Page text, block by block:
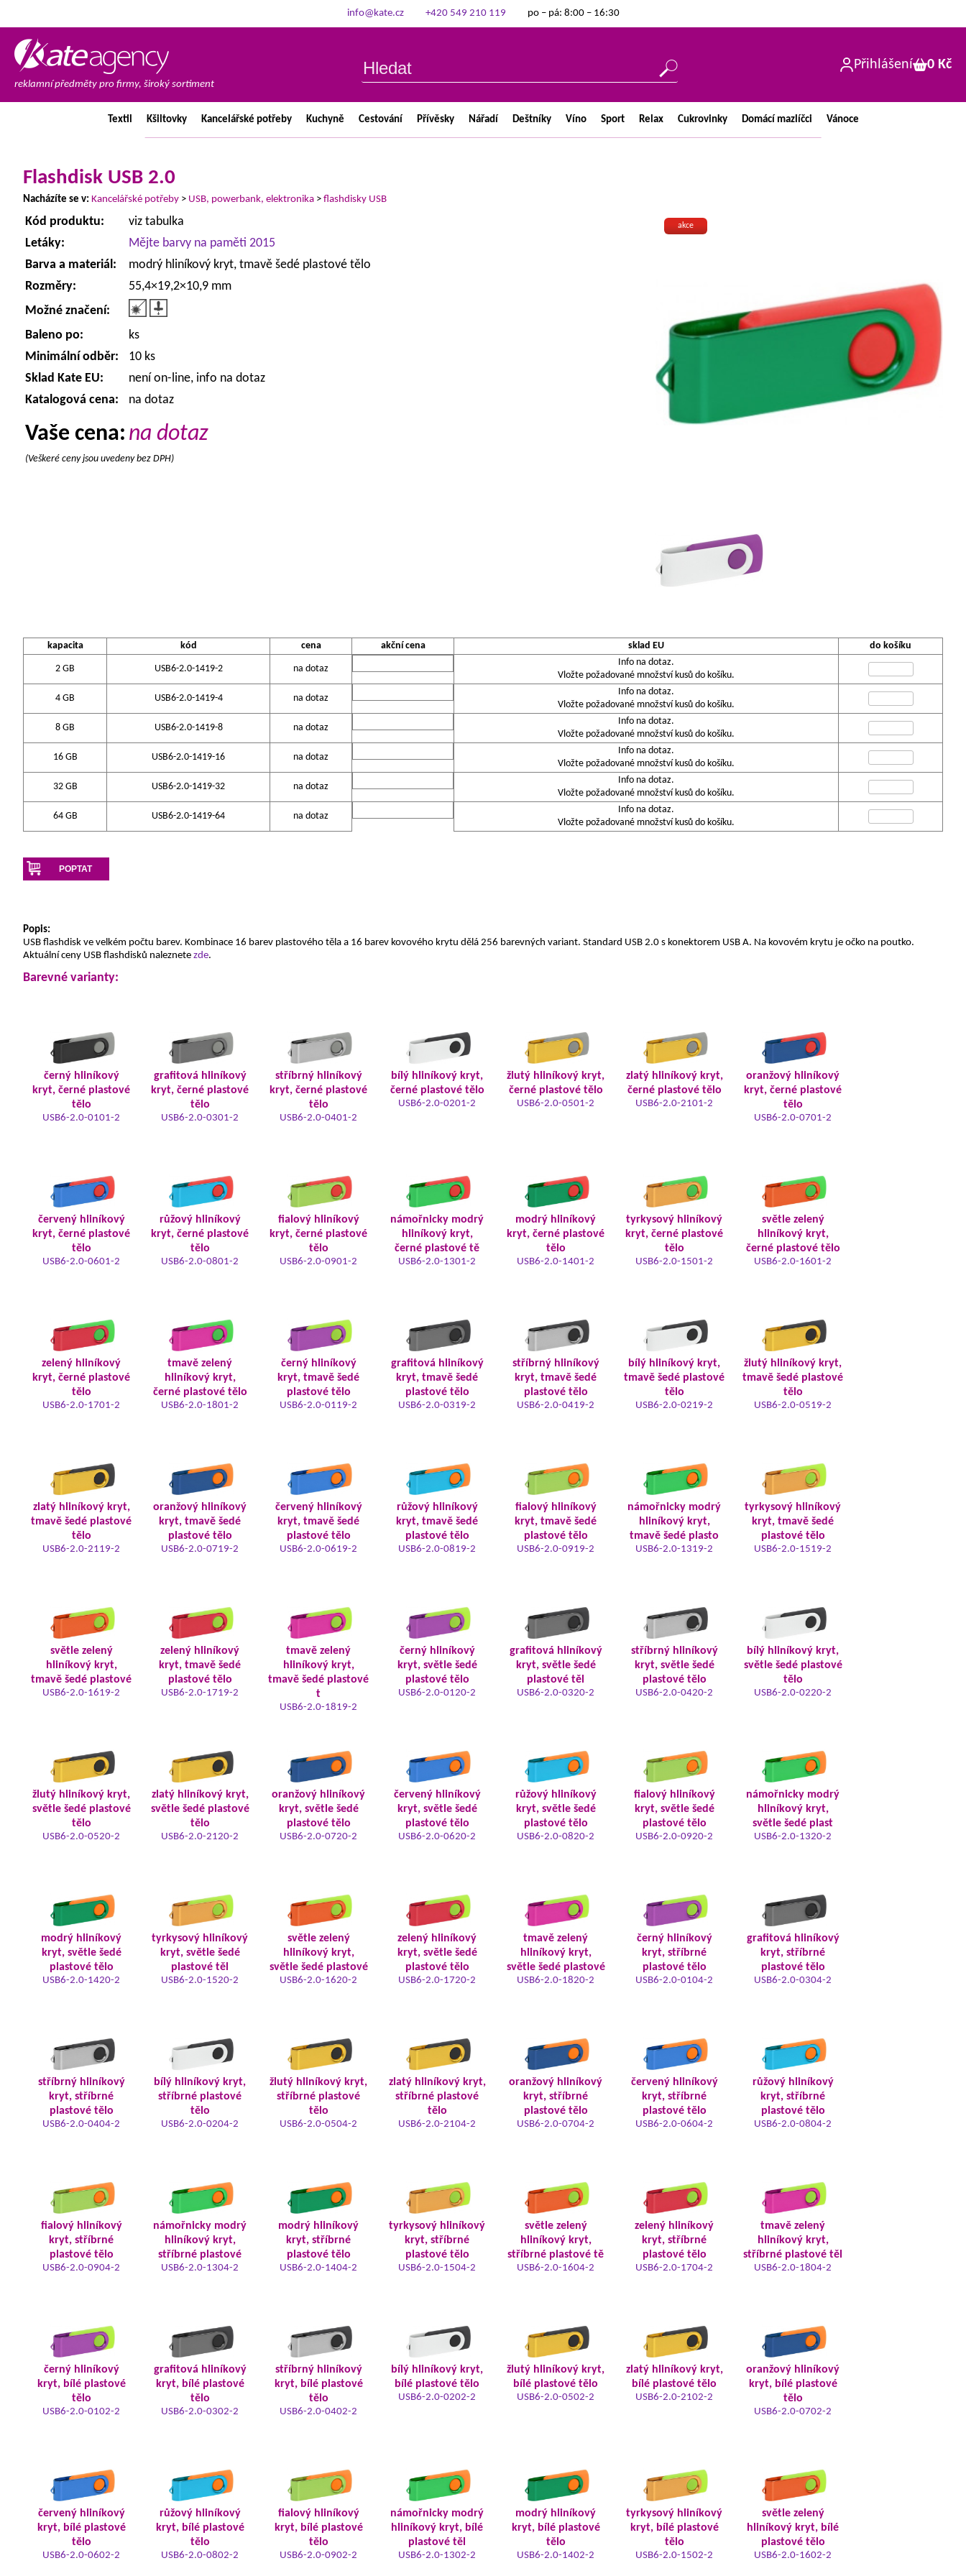
info@kate.cz +420 549 210 119 po – pá: 8:00 – 16:30
reklamní předměty pro firmy, široký sortiment
Přihlášení 0 Kč
Textil Kšiltovky Kancelářské potřeby Kuchyně Cestování Přívěsky Nářadí Deštníky Víno Sport Relax Cukrovinky Domácí mazlíčci Vánoce
Flashdisk USB 2.0
Nacházíte se v: Kancelářské potřeby > USB, powerbank, elektronika > flashdisky USB
akce
Kód produktu:
viz tabulka
Letáky:
Mějte barvy na paměti 2015
Barva a materiál:
modrý hliníkový kryt, tmavě šedé plastové tělo
Rozměry:
55,4×19,2×10,9 mm
Možné značení:
Baleno po:
ks
Minimální odběr:
10 ks
Sklad Kate EU:
není on-line, info na dotaz
Katalogová cena:
na dotaz
Vaše cena: na dotaz
(Veškeré ceny jsou uvedeny bez DPH)
kapacita kód cena akční cena sklad EU do košíku
2 GB USB6-2.0-1419-2 na dotaz
Info na dotaz.
Vložte požadované množství kusů do košíku.
4 GB USB6-2.0-1419-4 na dotaz
Info na dotaz.
Vložte požadované množství kusů do košíku.
8 GB USB6-2.0-1419-8 na dotaz
Info na dotaz.
Vložte požadované množství kusů do košíku.
16 GB USB6-2.0-1419-16 na dotaz
Info na dotaz.
Vložte požadované množství kusů do košíku.
32 GB USB6-2.0-1419-32 na dotaz
Info na dotaz.
Vložte požadované množství kusů do košíku.
64 GB USB6-2.0-1419-64 na dotaz
Info na dotaz.
Vložte požadované množství kusů do košíku.
POPTAT
Popis:
USB flashdisk ve velkém počtu barev. Kombinace 16 barev plastového těla a 16 barev kovového krytu dělá 256 barevných variant. Standard USB 2.0 s konektorem USB A. Na kovovém krytu je očko na poutko.
Aktuální ceny USB flashdisků naleznete zde.
Barevné varianty:
černý hliníkový
kryt, černé plastové
tělo
USB6-2.0-0101-2
grafitová hliníkový
kryt, černé plastové
tělo
USB6-2.0-0301-2
stříbrný hliníkový
kryt, černé plastové
tělo
USB6-2.0-0401-2
bílý hliníkový kryt,
černé plastové tělo
USB6-2.0-0201-2
žlutý hliníkový kryt,
černé plastové tělo
USB6-2.0-0501-2
zlatý hliníkový kryt,
černé plastové tělo
USB6-2.0-2101-2
oranžový hliníkový
kryt, černé plastové
tělo
USB6-2.0-0701-2
červený hliníkový
kryt, černé plastové
tělo
USB6-2.0-0601-2
růžový hliníkový
kryt, černé plastové
tělo
USB6-2.0-0801-2
fialový hliníkový
kryt, černé plastové
tělo
USB6-2.0-0901-2
námořnicky modrý
hliníkový kryt,
černé plastové tě
USB6-2.0-1301-2
modrý hliníkový
kryt, černé plastové
tělo
USB6-2.0-1401-2
tyrkysový hliníkový
kryt, černé plastové
tělo
USB6-2.0-1501-2
světle zelený
hliníkový kryt,
černé plastové tělo
USB6-2.0-1601-2
zelený hliníkový
kryt, černé plastové
tělo
USB6-2.0-1701-2
tmavě zelený
hliníkový kryt,
černé plastové tělo
USB6-2.0-1801-2
černý hliníkový
kryt, tmavě šedé
plastové tělo
USB6-2.0-0119-2
grafitová hliníkový
kryt, tmavě šedé
plastové tělo
USB6-2.0-0319-2
stříbrný hliníkový
kryt, tmavě šedé
plastové tělo
USB6-2.0-0419-2
bílý hliníkový kryt,
tmavě šedé plastové
tělo
USB6-2.0-0219-2
žlutý hliníkový kryt,
tmavě šedé plastové
tělo
USB6-2.0-0519-2
zlatý hliníkový kryt,
tmavě šedé plastové
tělo
USB6-2.0-2119-2
oranžový hliníkový
kryt, tmavě šedé
plastové tělo
USB6-2.0-0719-2
červený hliníkový
kryt, tmavě šedé
plastové tělo
USB6-2.0-0619-2
růžový hliníkový
kryt, tmavě šedé
plastové tělo
USB6-2.0-0819-2
fialový hliníkový
kryt, tmavě šedé
plastové tělo
USB6-2.0-0919-2
námořnicky modrý
hliníkový kryt,
tmavě šedé plasto
USB6-2.0-1319-2
tyrkysový hliníkový
kryt, tmavě šedé
plastové tělo
USB6-2.0-1519-2
světle zelený
hliníkový kryt,
tmavě šedé plastové
USB6-2.0-1619-2
zelený hliníkový
kryt, tmavě šedé
plastové tělo
USB6-2.0-1719-2
tmavě zelený
hliníkový kryt,
tmavě šedé plastové
t
USB6-2.0-1819-2
černý hliníkový
kryt, světle šedé
plastové tělo
USB6-2.0-0120-2
grafitová hliníkový
kryt, světle šedé
plastové těl
USB6-2.0-0320-2
stříbrný hliníkový
kryt, světle šedé
plastové tělo
USB6-2.0-0420-2
bílý hliníkový kryt,
světle šedé plastové
tělo
USB6-2.0-0220-2
žlutý hliníkový kryt,
světle šedé plastové
tělo
USB6-2.0-0520-2
zlatý hliníkový kryt,
světle šedé plastové
tělo
USB6-2.0-2120-2
oranžový hliníkový
kryt, světle šedé
plastové tělo
USB6-2.0-0720-2
červený hliníkový
kryt, světle šedé
plastové tělo
USB6-2.0-0620-2
růžový hliníkový
kryt, světle šedé
plastové tělo
USB6-2.0-0820-2
fialový hliníkový
kryt, světle šedé
plastové tělo
USB6-2.0-0920-2
námořnicky modrý
hliníkový kryt,
světle šedé plast
USB6-2.0-1320-2
modrý hliníkový
kryt, světle šedé
plastové tělo
USB6-2.0-1420-2
tyrkysový hliníkový
kryt, světle šedé
plastové těl
USB6-2.0-1520-2
světle zelený
hliníkový kryt,
světle šedé plastové
USB6-2.0-1620-2
zelený hliníkový
kryt, světle šedé
plastové tělo
USB6-2.0-1720-2
tmavě zelený
hliníkový kryt,
světle šedé plastové
USB6-2.0-1820-2
černý hliníkový
kryt, stříbrné
plastové tělo
USB6-2.0-0104-2
grafitová hliníkový
kryt, stříbrné
plastové tělo
USB6-2.0-0304-2
stříbrný hliníkový
kryt, stříbrné
plastové tělo
USB6-2.0-0404-2
bílý hliníkový kryt,
stříbrné plastové
tělo
USB6-2.0-0204-2
žlutý hliníkový kryt,
stříbrné plastové
tělo
USB6-2.0-0504-2
zlatý hliníkový kryt,
stříbrné plastové
tělo
USB6-2.0-2104-2
oranžový hliníkový
kryt, stříbrné
plastové tělo
USB6-2.0-0704-2
červený hliníkový
kryt, stříbrné
plastové tělo
USB6-2.0-0604-2
růžový hliníkový
kryt, stříbrné
plastové tělo
USB6-2.0-0804-2
fialový hliníkový
kryt, stříbrné
plastové tělo
USB6-2.0-0904-2
námořnicky modrý
hliníkový kryt,
stříbrné plastové
USB6-2.0-1304-2
modrý hliníkový
kryt, stříbrné
plastové tělo
USB6-2.0-1404-2
tyrkysový hliníkový
kryt, stříbrné
plastové tělo
USB6-2.0-1504-2
světle zelený
hliníkový kryt,
stříbrné plastové tě
USB6-2.0-1604-2
zelený hliníkový
kryt, stříbrné
plastové tělo
USB6-2.0-1704-2
tmavě zelený
hliníkový kryt,
stříbrné plastové těl
USB6-2.0-1804-2
černý hliníkový
kryt, bílé plastové
tělo
USB6-2.0-0102-2
grafitová hliníkový
kryt, bílé plastové
tělo
USB6-2.0-0302-2
stříbrný hliníkový
kryt, bílé plastové
tělo
USB6-2.0-0402-2
bílý hliníkový kryt,
bílé plastové tělo
USB6-2.0-0202-2
žlutý hliníkový kryt,
bílé plastové tělo
USB6-2.0-0502-2
zlatý hliníkový kryt,
bílé plastové tělo
USB6-2.0-2102-2
oranžový hliníkový
kryt, bílé plastové
tělo
USB6-2.0-0702-2
červený hliníkový
kryt, bílé plastové
tělo
USB6-2.0-0602-2
růžový hliníkový
kryt, bílé plastové
tělo
USB6-2.0-0802-2
fialový hliníkový
kryt, bílé plastové
tělo
USB6-2.0-0902-2
námořnicky modrý
hliníkový kryt, bílé
plastové těl
USB6-2.0-1302-2
modrý hliníkový
kryt, bílé plastové
tělo
USB6-2.0-1402-2
tyrkysový hliníkový
kryt, bílé plastové
tělo
USB6-2.0-1502-2
světle zelený
hliníkový kryt, bílé
plastové tělo
USB6-2.0-1602-2